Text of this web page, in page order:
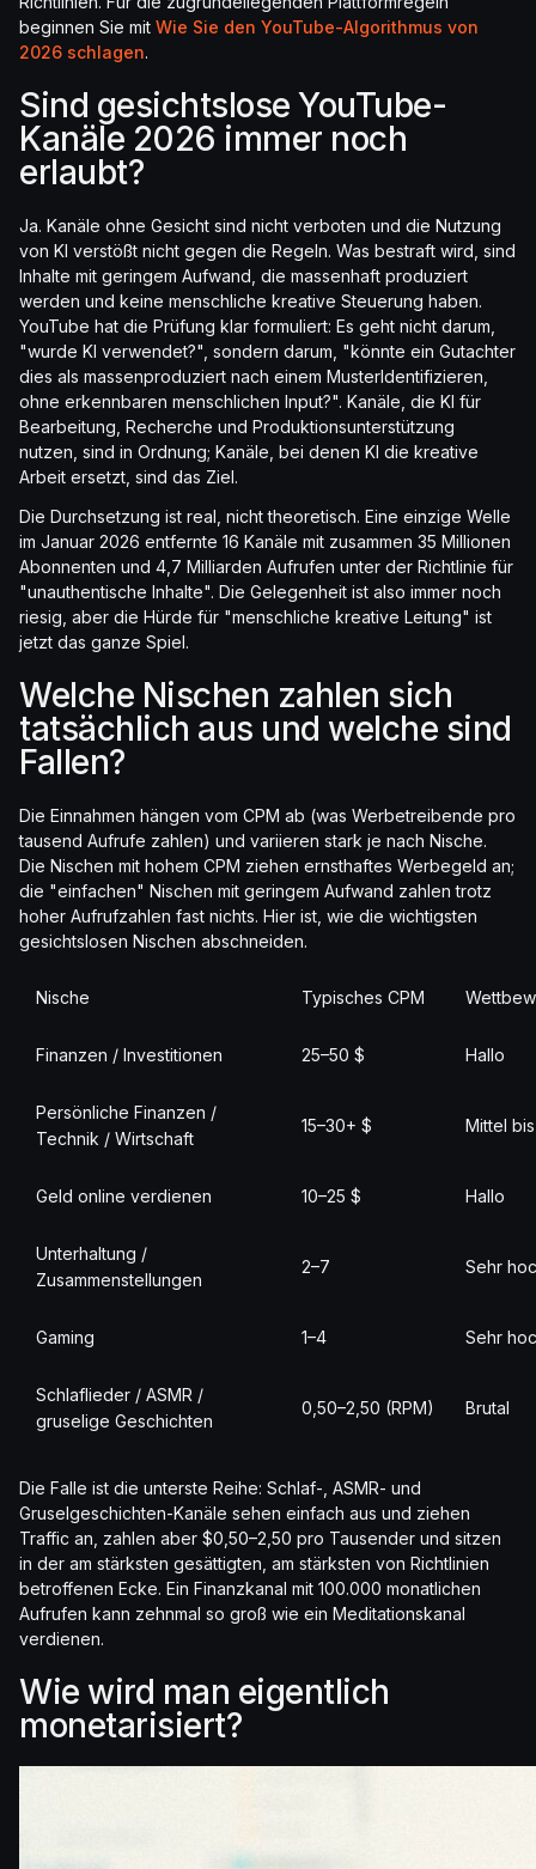
beginnen Sie mit Wie Sie den YouTube-Algorithmus von
2026 schlagen.
Sind gesichtslose YouTube-
Kanäle 2026 immer noch
erlaubt?
Ja. Kanäle ohne Gesicht sind nicht verboten und die Nutzung
von KI verstößt nicht gegen die Regeln. Was bestraft wird, sind
Inhalte mit geringem Aufwand, die massenhaft produziert
werden und keine menschliche kreative Steuerung haben.
YouTube hat die Prüfung klar formuliert: Es geht nicht darum,
"wurde KI verwendet?", sondern darum, "könnte ein Gutachter
dies als massenproduziert nach einem MusterIdentifizieren,
ohne erkennbaren menschlichen Input?". Kanäle, die KI für
Bearbeitung, Recherche und Produktionsunterstützung
nutzen, sind in Ordnung; Kanäle, bei denen KI die kreative
Arbeit ersetzt, sind das Ziel.
Die Durchsetzung ist real, nicht theoretisch. Eine einzige Welle
im Januar 2026 entfernte 16 Kanäle mit zusammen 35 Millionen
Abonnenten und 4,7 Milliarden Aufrufen unter der Richtlinie für
"unauthentische Inhalte". Die Gelegenheit ist also immer noch
riesig, aber die Hürde für "menschliche kreative Leitung" ist
jetzt das ganze Spiel.
Welche Nischen zahlen sich
tatsächlich aus und welche sind
Fallen?
Die Einnahmen hängen vom CPM ab (was Werbetreibende pro
tausend Aufrufe zahlen) und variieren stark je nach Nische.
Die Nischen mit hohem CPM ziehen ernsthaftes Werbegeld an;
die "einfachen" Nischen mit geringem Aufwand zahlen trotz
hoher Aufrufzahlen fast nichts. Hier ist, wie die wichtigsten
gesichtslosen Nischen abschneiden.
Nische Typisches CPM
Finanzen / Investitionen 25–50 $ Hallo
Persönliche Finanzen /
Technik / Wirtschaft
15–30+ $ Mittel
Geld online verdienen 10–25 $ Hallo
Unterhaltung /
Zusammenstellungen
2–7 Sehr
Gaming 1–4 Sehr
Schlaflieder / ASMR /
gruselige Geschichten
0,50–2,50 (RPM) Brutal
Die Falle ist die unterste Reihe: Schlaf-, ASMR- und
Gruselgeschichten-Kanäle sehen einfach aus und ziehen
Traffic an, zahlen aber $0,50–2,50 pro Tausender und sitzen
in der am stärksten gesättigten, am stärksten von Richtlinien
betroffenen Ecke. Ein Finanzkanal mit 100.000 monatlichen
Aufrufen kann zehnmal so groß wie ein Meditationskanal
verdienen.
Wie wird man eigentlich
monetarisiert?